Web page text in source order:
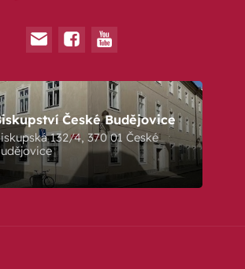
České Budějovice
132/4, 370 01 České